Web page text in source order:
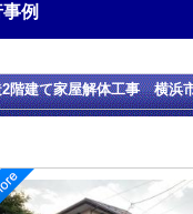
例
2階建て家屋解体工事 横浜